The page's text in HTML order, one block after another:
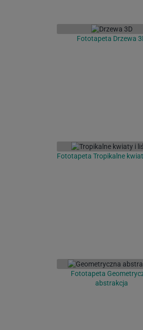
Fototapeta Drzewa
Fototapeta Tropikalne
Fototapeta
abstrakcja